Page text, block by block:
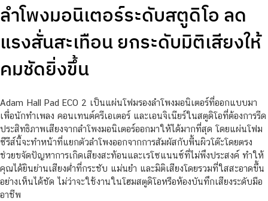
ลำโพงมอนิเตอร์ระดับสตูดิโอ ลด
แรงสั่นสะเทือน ยกระดับมิติเสียงให้
คมชัดยิ่งขึ้น
Adam Hall Pad ECO 2 เป็นแผ่นโฟมรองลำโพงมอนิเตอร์ที่ออกแบบมา
เพื่อนักทำเพลง คอนเทนต์ครีเอเตอร์ และเอนจิเนียร์ในสตูดิโอที่ต้องการรีด
ประสิทธิภาพเสียงจากลำโพงมอนิเตอร์ออกมาให้ได้มากที่สุด โดยแผ่นโฟม
ซีรีส์นี้จะทำหน้าที่แยกตัวลำโพงออกจากการสัมผัสกับพื้นผิวโต๊ะโดยตรง
ช่วยขจัดปัญหาการเกิดเสียงสะท้อนและเรโซแนนซ์ที่ไม่พึงประสงค์ ทำให้
คุณได้ยินย่านเสียงต่ำที่กระชับ แม่นยำ และมิติเสียงโดยรวมที่ใสสะอาดขึ้น
อย่างเห็นได้ชัด ไม่ว่าจะใช้งานในโฮมสตูดิโอหรือห้องบันทึกเสียงระดับมือ
อาชีพ